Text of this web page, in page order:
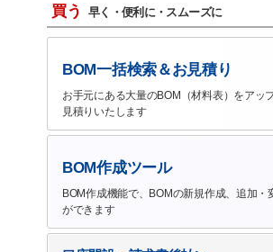
買う 早く・便利に・スムーズに
BOM一括検索＆お見積り
お手元にある大量のBOM（材料表）をアッ
見積りいたします
BOM作成ツール
BOM作成機能で、BOMの新規作成、追加・
ができます